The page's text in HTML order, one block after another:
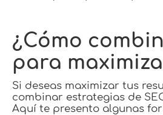
¿Cómo
para
Si deseas maximizar tus
combinar estrategias de
Aquí te presento algunas